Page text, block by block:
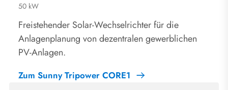
50 kW
Freistehender Solar-Wechselrichter für die
Anlagenplanung von dezentralen gewerblichen
PV-Anlagen.
Zum Sunny Tripower CORE1